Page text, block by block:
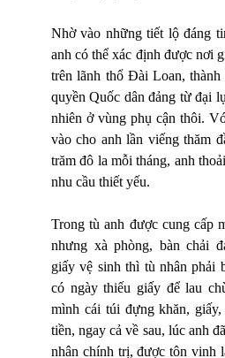
Nhờ vào những tiết lộ đáng
anh có thể xác định được nơi
trên lãnh thổ Đài Loan, thành
quyền Quốc dân đảng từ đại
nhiên ở vùng phụ cận thôi.
vào cho anh lần viếng thăm
trăm đô la mỗi tháng, anh
nhu cầu thiết yếu.
Trong tù anh được cung cấp
nhưng xà phòng, bàn chải
giấy vệ sinh thì tù nhân phải
có ngày thiếu giấy để lau
mình cái túi đựng khăn,
tiền, ngay cả về sau, lúc anh
nhân chính trị, được tôn vinh